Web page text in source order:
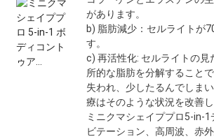
があります。
b) 脂肪減少：セルライトが
す。
c) 再活性化: セルライトの見
所的な脂肪を分解すること
失われ、少したるんでしま
療はそのような状況を改善し
ミニクマシェイププロ5-in-1
ビテーション、高周波、赤